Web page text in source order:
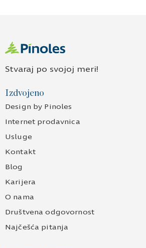
Stvaraj po svojoj meri!
Izdvojeno
Design by Pinoles
Internet prodavnica
Usluge
Kontakt
Blog
Karijera
O nama
Društvena odgovornost
Najčešća pitanja